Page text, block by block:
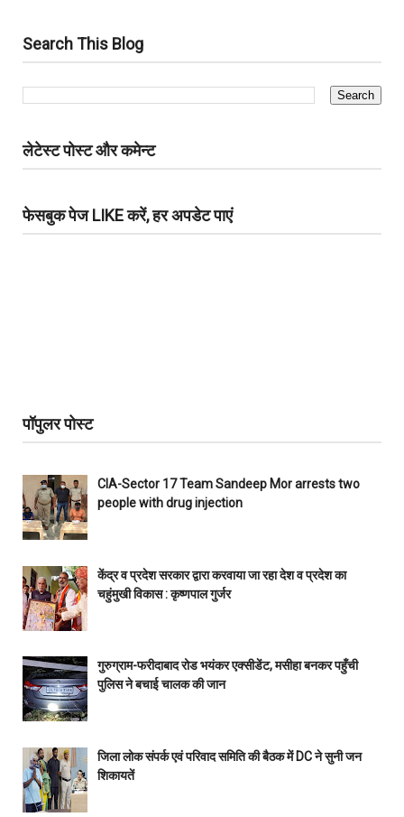
Search This Blog
लेटेस्ट पोस्ट और कमेन्ट
फेसबुक पेज LIKE करें, हर अपडेट पाएं
पॉपुलर पोस्ट
CIA-Sector 17 Team Sandeep Mor arrests two
people with drug injection
केंद्र व प्रदेश सरकार द्वारा करवाया जा रहा देश व प्रदेश का
चहुंमुखी विकास : कृष्णपाल गुर्जर
गुरुग्राम-फरीदाबाद रोड भयंकर एक्सीडेंट, मसीहा बनकर पहुँची
पुलिस ने बचाई चालक की जान
जिला लोक संपर्क एवं परिवाद समिति की बैठक में DC ने सुनी जन
शिकायतें